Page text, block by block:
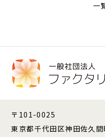
一
〒101-0025
東京都千代田区神田佐久